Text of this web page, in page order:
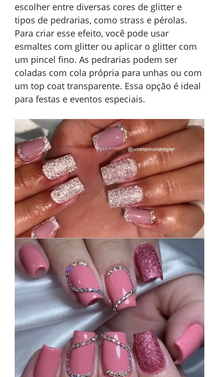
escolher entre diversas cores de glitter e
tipos de pedrarias, como strass e pérolas.
Para criar esse efeito, você pode usar
esmaltes com glitter ou aplicar o glitter com
um pincel fino. As pedrarias podem ser
coladas com cola própria para unhas ou com
um top coat transparente. Essa opção é ideal
para festas e eventos especiais.